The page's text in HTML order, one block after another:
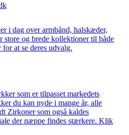
i dag over armbånd, halskæder,
store og brede kollektioner til både
at se deres udvalg.
som er tilpasset markedets
du kan nyde i mange år, alle
Zirkoner som også kaldes
der næppe findes stærkere. Klik